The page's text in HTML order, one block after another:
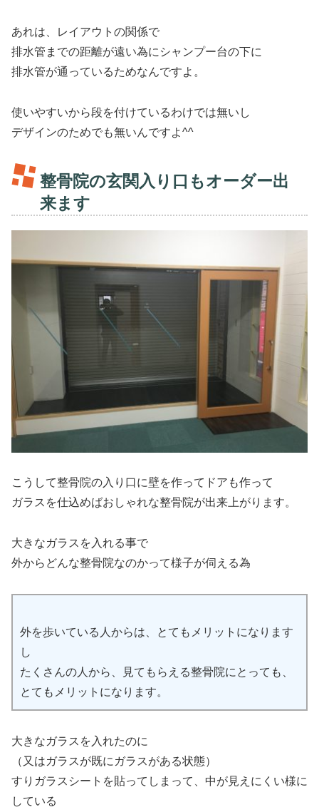
あれは、レイアウトの関係で
排水管までの距離が遠い為にシャンプー台の下に
排水管が通っているためなんですよ。
使いやすいから段を付けているわけでは無いし
デザインのためでも無いんですよ^^
整骨院の玄関入り口もオーダー出
来ます
こうして整骨院の入り口に壁を作ってドアも作って
ガラスを仕込めばおしゃれな整骨院が出来上がります。
大きなガラスを入れる事で
外からどんな整骨院なのかって様子が伺える為
外を歩いている人からは、とてもメリットになります
し
たくさんの人から、見てもらえる整骨院にとっても、
とてもメリットになります。
大きなガラスを入れたのに
（又はガラスが既にガラスがある状態）
すりガラスシートを貼ってしまって、中が見えにくい様に
している